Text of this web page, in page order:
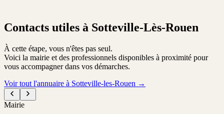
Contacts utiles à Sotteville-Lès-Rouen
À cette étape, vous n'êtes pas seul.
Voici la mairie et des professionnels disponibles à proximité pour
vous accompagner dans vos démarches.
Voir tout l'annuaire à Sotteville-les-Rouen →
Mairie